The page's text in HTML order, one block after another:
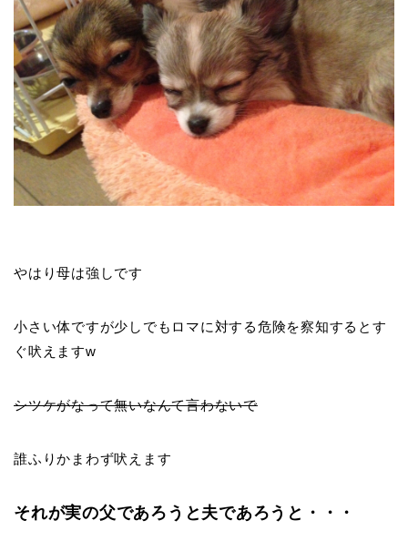
やはり母は強しです
小さい体ですが少しでもロマに対する危険を察知するとす
ぐ吠えますw
シツケがなって無いなんて言わないで
誰ふりかまわず吠えます
それが実の父であろうと夫であろうと・・・